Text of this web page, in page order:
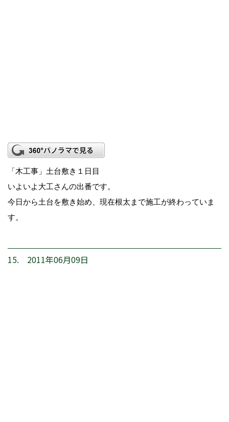
「木工事」土台敷き１日目
いよいよ大工さんの出番です。
今日から土台を敷き始め、現在根太まで施工が終わっていま
す。
15. 2011年06月09日